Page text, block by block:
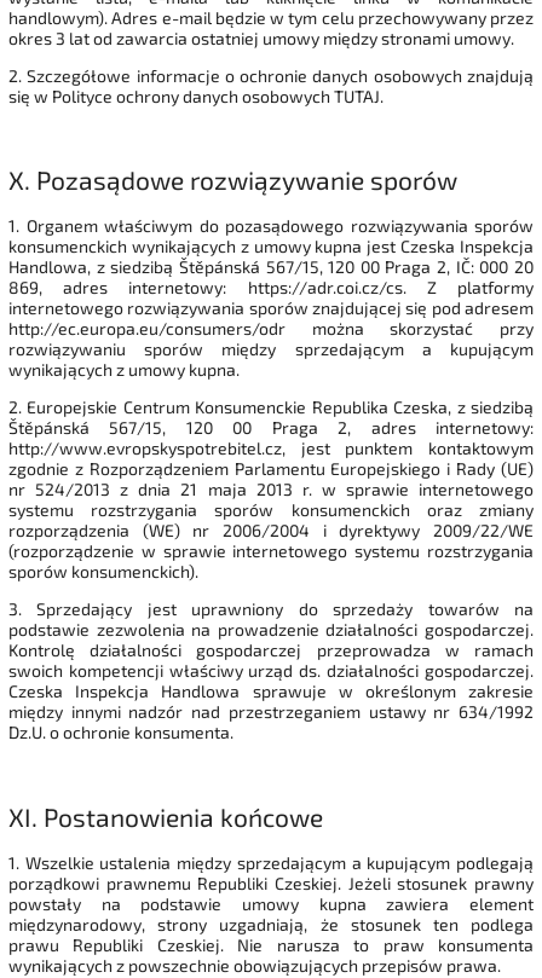
handlowym). Adres e-mail będzie w tym celu przechowywany przez
okres 3 lat od zawarcia ostatniej umowy między stronami umowy.
2. Szczegółowe informacje o ochronie danych osobowych znajdują
się w Polityce ochrony danych osobowych TUTAJ.
X. Pozasądowe rozwiązywanie sporów
1. Organem właściwym do pozasądowego rozwiązywania sporów
konsumenckich wynikających z umowy kupna jest Czeska Inspekcja
Handlowa, z siedzibą Štěpánská 567/15, 120 00 Praga 2, IČ: 000 20
869, adres internetowy: https://adr.coi.cz/cs. Z platformy
internetowego rozwiązywania sporów znajdującej się pod adresem
http://ec.europa.eu/consumers/odr można skorzystać przy
rozwiązywaniu sporów między sprzedającym a kupującym
wynikających z umowy kupna.
2. Europejskie Centrum Konsumenckie Republika Czeska, z siedzibą
Štěpánská 567/15, 120 00 Praga 2, adres internetowy:
http://www.evropskyspotrebitel.cz, jest punktem kontaktowym
zgodnie z Rozporządzeniem Parlamentu Europejskiego i Rady (UE)
nr 524/2013 z dnia 21 maja 2013 r. w sprawie internetowego
systemu rozstrzygania sporów konsumenckich oraz zmiany
rozporządzenia (WE) nr 2006/2004 i dyrektywy 2009/22/WE
(rozporządzenie w sprawie internetowego systemu rozstrzygania
sporów konsumenckich).
3. Sprzedający jest uprawniony do sprzedaży towarów na
podstawie zezwolenia na prowadzenie działalności gospodarczej.
Kontrolę działalności gospodarczej przeprowadza w ramach
swoich kompetencji właściwy urząd ds. działalności gospodarczej.
Czeska Inspekcja Handlowa sprawuje w określonym zakresie
między innymi nadzór nad przestrzeganiem ustawy nr 634/1992
Dz.U. o ochronie konsumenta.
XI. Postanowienia końcowe
1. Wszelkie ustalenia między sprzedającym a kupującym podlegają
porządkowi prawnemu Republiki Czeskiej. Jeżeli stosunek prawny
powstały na podstawie umowy kupna zawiera element
międzynarodowy, strony uzgadniają, że stosunek ten podlega
prawu Republiki Czeskiej. Nie narusza to praw konsumenta
wynikających z powszechnie obowiązujących przepisów prawa.